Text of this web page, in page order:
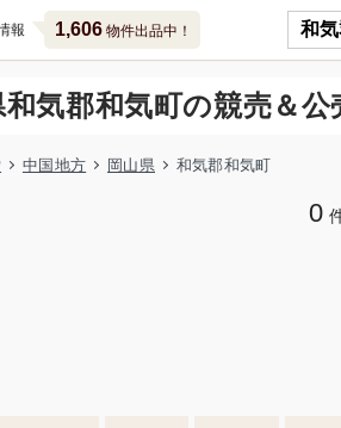
報 1,606物件出品中！
和気郡和気町の競売＆公
中国地方 岡山県 和気郡和気町
0